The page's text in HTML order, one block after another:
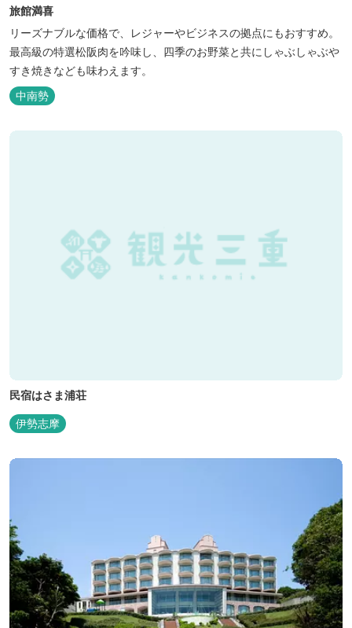
旅館満喜
リーズナブルな価格で、レジャーやビジネスの拠点にもおすすめ。
最高級の特選松阪肉を吟味し、四季のお野菜と共にしゃぶしゃぶや
すき焼きなども味わえます。
中南勢
民宿はさま浦荘
伊勢志摩